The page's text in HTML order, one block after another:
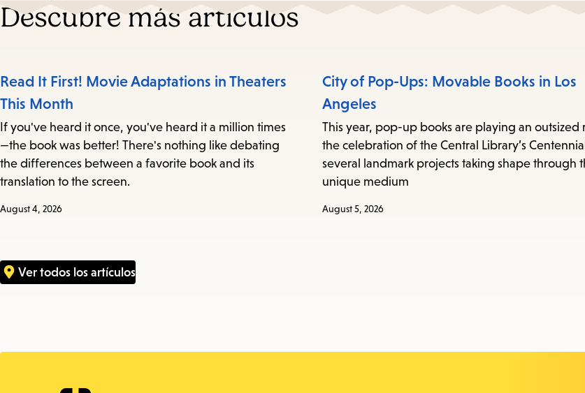
Descubre más artículos
Read It First! Movie Adaptations in Theaters
This Month
If you've heard it once, you've heard it a million times
—the book was better! There's nothing like debating
the differences between a favorite book and its
translation to the screen.
August 4, 2026
City of Pop-Ups: Movable Books in Los
Angeles
This year, pop-up books are playing an outsized
the celebration of the Central Library’s
several landmark projects taking shape through
unique medium
August 5, 2026
Ver todos los artículos